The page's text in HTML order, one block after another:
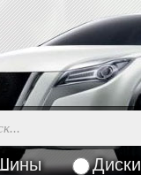
Диски